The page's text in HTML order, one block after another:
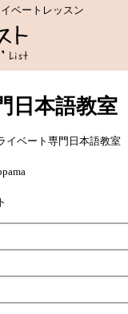
ベートレッスン
日本語教室
イベート専門日本語教室